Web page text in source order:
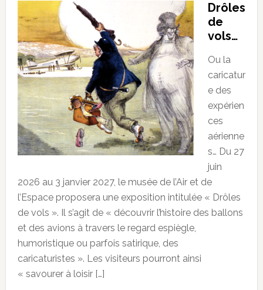
Drôles
de
vols…
Ou la
caricatur
e des
expérien
ces
aérienne
s… Du 27
juin
2026 au 3 janvier 2027, le musée de l’Air et de
l’Espace proposera une exposition intitulée « Drôles
de vols ». Il s’agit de « découvrir l’histoire des ballons
et des avions à travers le regard espiègle,
humoristique ou parfois satirique, des
caricaturistes ». Les visiteurs pourront ainsi
« savourer à loisir […]